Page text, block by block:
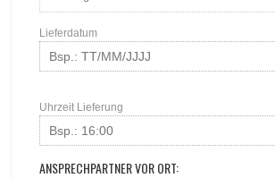
Lieferdatum
Uhrzeit Lieferung
ANSPRECHPARTNER VOR ORT: